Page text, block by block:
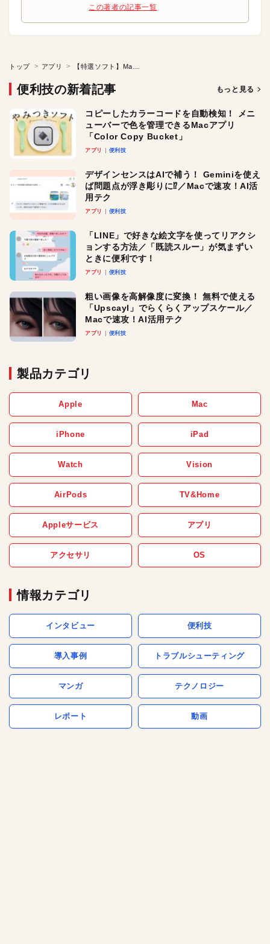
この著者の記事一覧
トップ アプリ
便利技の新着記事 もっと見る
コピーしたカラーコードを自動検知！ メニ
ューバーで色を管理できるMacアプリ
「Color Copy Bucket」
アプリ 便利技
デザインセンスはAIで補う！ Geminiを使え
ば問題点が浮き彫りに⁉︎／Macで速攻！AI活
用テク
アプリ 便利技
「LINE」で好きな絵文字を使ってリアクシ
ョンする方法／「既読スルー」が気まずい
ときに便利です！
アプリ 便利技
粗い画像を高解像度に変換！ 無料で使える
「Upscayl」でらくらくアップスケール／
Macで速攻！AI活用テク
アプリ 便利技
製品カテゴリ
Apple Mac
iPhone iPad
Watch Vision
AirPods TV&Home
Appleサービス アプリ
アクセサリ OS
情報カテゴリ
インタビュー 便利技
導入事例 トラブルシューティング
マンガ テクノロジー
レポート 動画